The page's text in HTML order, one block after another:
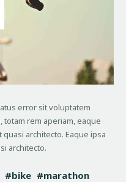
error sit voluptatem
rem aperiam, eaque
architecto. Eaque ipsa
architecto.
bike
marathon